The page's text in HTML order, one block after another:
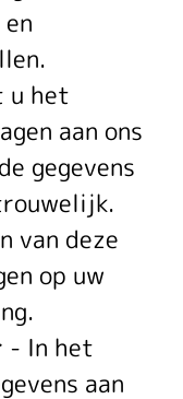
u het
aan ons
gegevens
van deze
op uw
- In het
aan